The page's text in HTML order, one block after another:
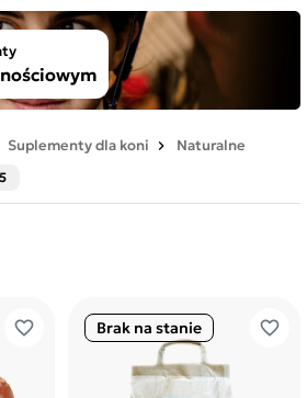
Suplementy dla koni Naturalne
5
favorite_border favorite_border
Brak na stanie